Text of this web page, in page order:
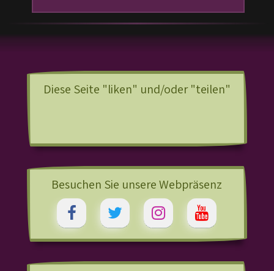
Diese Seite "liken" und/oder "teilen"
Besuchen Sie unsere Webpräsenz